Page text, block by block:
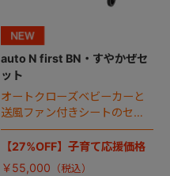
auto N first BN・すやかぜセ
ット
オートクローズベビーカーと
送風ファン付きシートのセッ
ト。
【27%OFF】子育て応援価格
￥55,000